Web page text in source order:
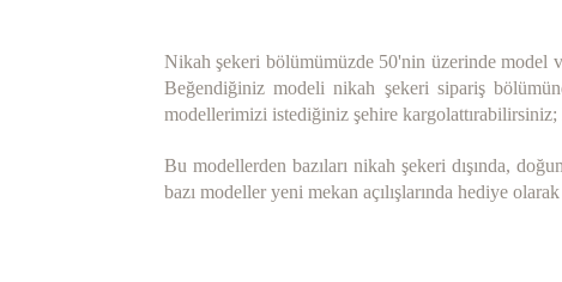
Nikah şekeri bölümümüzde 50'nin üzerinde model
Beğendiğiniz modeli nikah şekeri sipariş
modellerimizi istediğiniz şehire
Bu modellerden bazıları nikah şekeri dışında,
bazı modeller yeni mekan açılışlarında hediye